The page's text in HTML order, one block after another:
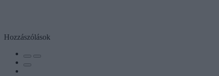
Hozzászólások